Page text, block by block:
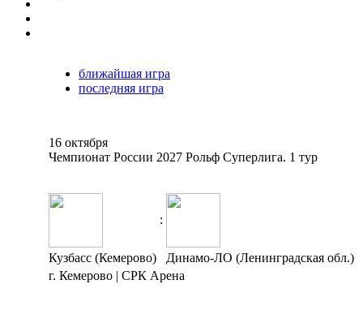
ближайшая игра
последняя игра
16 октября
Чемпионат России 2027 Рольф Суперлига. 1 тур
:
Кузбасс (Кемерово)
Динамо-ЛО (Ленинградская обл.)
г. Кемерово | СРК Арена